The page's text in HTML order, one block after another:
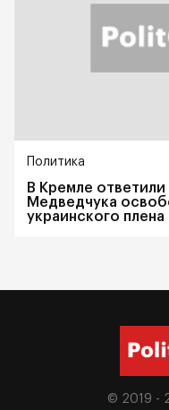
Политика
В Кремле
Медведчука
украинского плена
© 2019 -